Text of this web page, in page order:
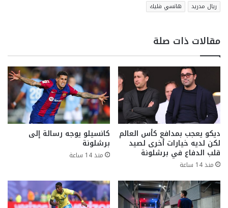
ريال مدريد
هانسي فليك
مقالات ذات صلة
ديكو يعجب بمدافع كأس العالم
لكن لديه خيارات أخرى لصيد
قلب الدفاع في برشلونة
منذ 14 ساعة
كانسيلو يوجه رسالة إلى
برشلونة
منذ 14 ساعة